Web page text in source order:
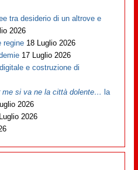
tra desiderio di un altrove e
2026
regine 18 Luglio 2026
17 Luglio 2026
e costruzione di
me si va ne la città dolente… la
2026
2026